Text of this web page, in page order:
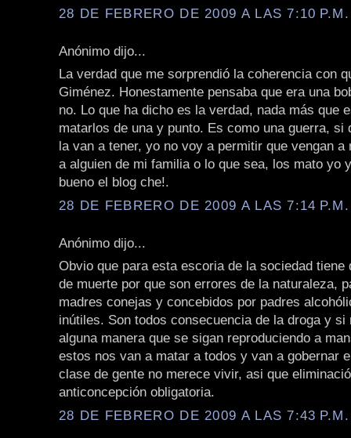
28 DE FEBRERO DE 2009 A LAS 7:10 P.M.
Anónimo dijo...
La verdad que me sorprendió la coherencia con
Giménez. Honestamente pensaba que era una
no. Lo que ha dicho es la verdad, nada más que
matarlos de una y punto. Es como una guerra, si
la van a tener, yo no voy a permitir que vengan a
a alguien de mi familia o lo que sea, los mato yo
bueno el blog che!.
28 DE FEBRERO DE 2009 A LAS 7:14 P.M.
Anónimo dijo...
Obvio que para esta escoria de la sociedad tiene
de muerte por que son errores de la naturaleza,
madres conejas y concebidos por padres
inútiles. Son todos consecuencia de la droga y si
alguna manera que se sigan reproduciendo a
estos nos van a matar a todos y van a gobernar
clase de gente no merece vivir, asi que
anticoncepción obligatoria.
28 DE FEBRERO DE 2009 A LAS 7:43 P.M.